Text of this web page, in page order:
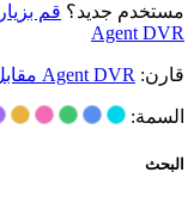
مستخدم جديد؟ قم
Agent DVR
قارن: Agent DVR مقابل Blue Iris
السمة:
البحث